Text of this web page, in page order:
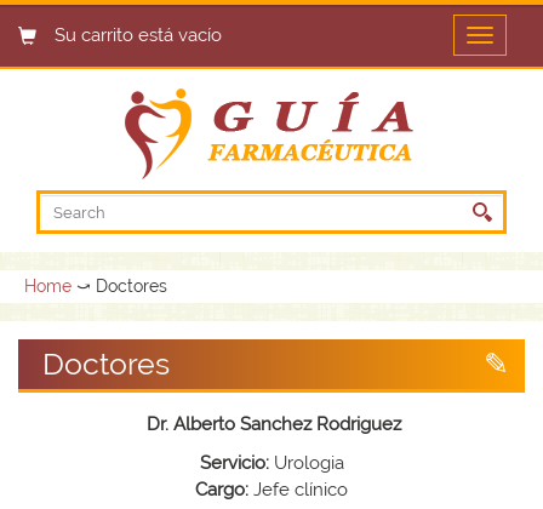
Su carrito está vacío
Open
menu
Home ⤻ Doctores
Doctores
Dr. Alberto Sanchez Rodriguez
Servicio:Urologia
Cargo: Jefe clínico